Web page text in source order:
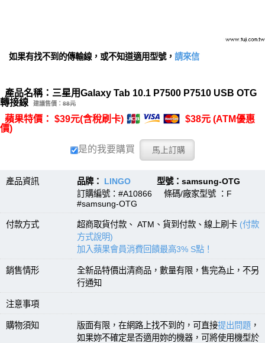
如果有找不到的傳輸線，或不知道適用型號， 請來信
產品名稱：三星用Galaxy Tab 10.1 P7500 P7510 USB OTG
轉接線
建議售價： 88元
蘋果特價： $39元(含稅刷卡)
$38元 (ATM優惠
價)
是的我要購買
產品資訊 品牌： LINGO 型號：samsung-OTG
訂購編號：#A10866 條碼/廠家型號 ：F
#samsung-OTG
付款方式 超商取貨付款、 ATM、貨到付款、線上刷卡 (付款
方式說明)
加入蘋果會員消費回饋最高3% S點！
銷售情形
全新品特價出清商品，數量有限，售完為止，不另
行通知
注意事項
購物須知 版面有限，在網路上找不到的，可直接提出問題 ，
如果妳不確定是否適用妳的機器，可將使用機型於